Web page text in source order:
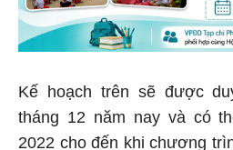
Kế hoạch trên sẽ được
tháng 12 năm nay và có
2022 cho đến khi chương